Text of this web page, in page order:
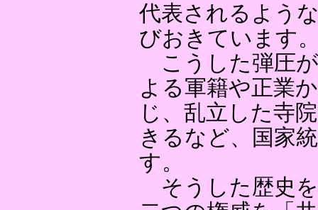
代表されるよう
びおきています
こうした弾圧
よる軍籍や正業
じ、乱立した寺
きるなど、国家
す。
そうした歴史